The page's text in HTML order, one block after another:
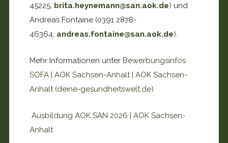
45225, brita.heynemann@san.aok.de) und
Andreas Fontaine (0391 2878-
46364, andreas.fontaine@san.aok.de).
Mehr Informationen unter Bewerbungsinfos
SOFA | AOK Sachsen-Anhalt | AOK Sachsen-
Anhalt (deine-gesundheitswelt.de)
Ausbildung AOK SAN 2026 | AOK Sachsen-
Anhalt